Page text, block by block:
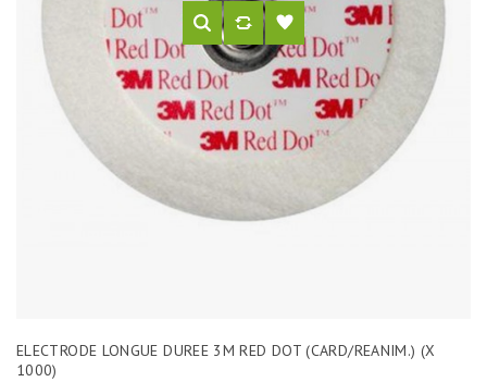
ELECTRODE LONGUE DUREE 3M RED DOT (CARD/REANIM.) (X
1000)